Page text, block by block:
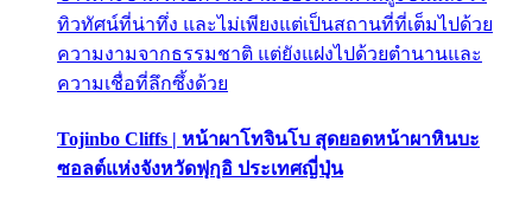
ทิวทัศน์ที่น่าทึ่ง และไม่เพียงแต่เป็นสถานที่ที่เต็มไปด้วย
ความงามจากธรรมชาติ แต่ยังแฝงไปด้วยตำนานและ
ความเชื่อที่ลึกซึ้งด้วย
Tojinbo Cliffs | หน้าผาโทจินโบ สุดยอดหน้าผาหินบะ
ซอลต์แห่งจังหวัดฟุกุอิ ประเทศญี่ปุ่น